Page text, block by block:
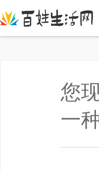
您
一